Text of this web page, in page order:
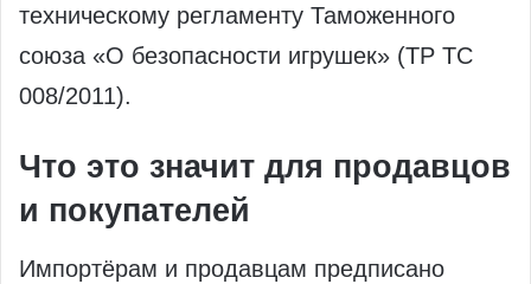
техническому регламенту Таможенного
союза «О безопасности игрушек» (ТР ТС
008/2011).
Что это значит для продавцов
и покупателей
Импортёрам и продавцам предписано